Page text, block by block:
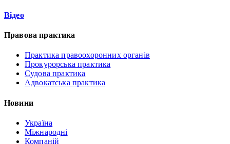
Відео
Правова практика
Практика правоохоронних органів
Прокурорська практика
Судова практика
Адвокатська практика
Новини
Україна
Міжнародні
Компаній